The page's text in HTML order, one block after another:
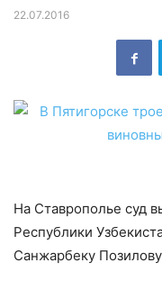
22.07.2016
На Ставрополье суд
Республики
Санжарбеку